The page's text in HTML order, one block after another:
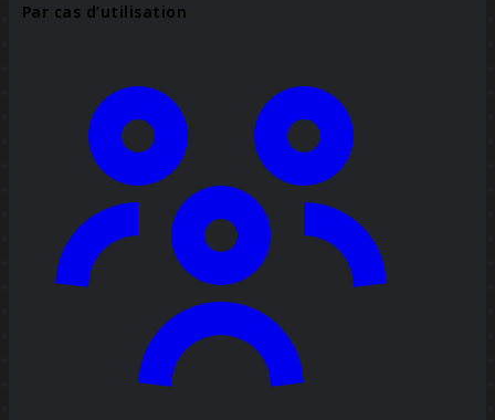
Par cas d’utilisation